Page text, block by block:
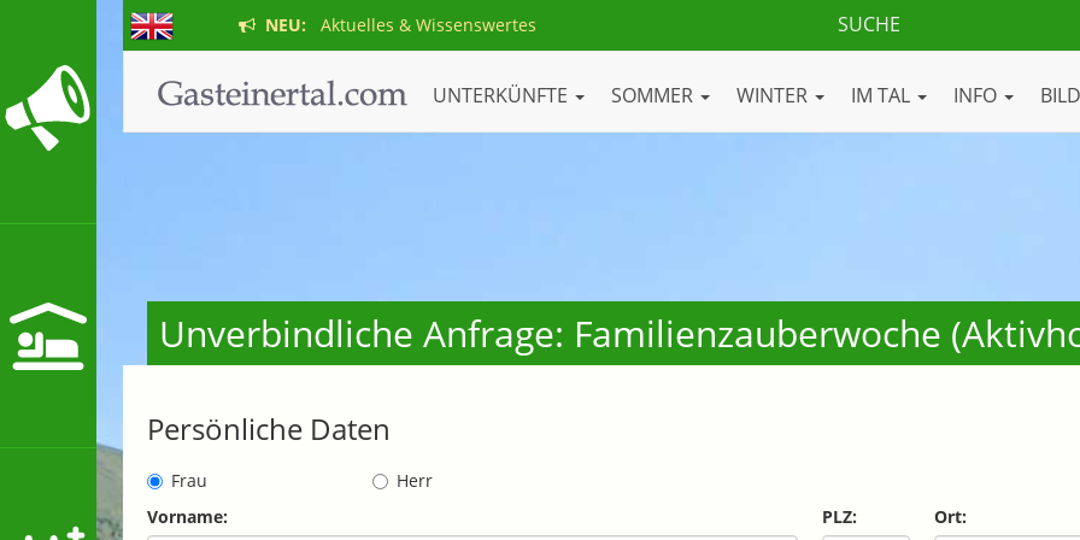
NEU: Aktuelles & Wissenswertes
UNTERKÜNFTE SOMMER WINTER IM TAL INFO
Unverbindliche Anfrage: Familienzauberwoche
Persönliche Daten
Frau
Herr
Vorname:
PLZ: Ort: